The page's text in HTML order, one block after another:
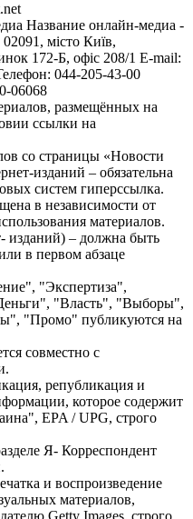
Название онлайн-медиа -
місто Київ,
172-Б, офіс 208/1 E-mail:
044-205-43-00
06068
размещённых на
ссылки на
со страницы «Новости
изданий – обязательна
систем гиперссылка.
в независимости от
материалов.
изданий) – должна быть
в первом абзаце
"Экспертиза",
"Власть", "Выборы",
"Промо" публикуются на
совместно с
републикация и
которое содержит
EPA / UPG, строго
Я- Корреспондент
и воспроизведение
материалов,